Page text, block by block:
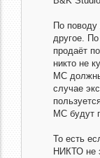
По поводу
другое.
продаёт
никто не
МС
случае
МС будут
То есть
НИКТО не